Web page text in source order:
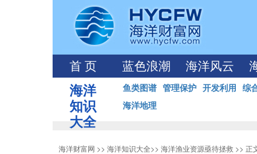
首 页 蓝色浪潮 海洋风云
海洋
知识
大全
鱼类图谱 管理保护 开发利用 综
海洋地理
海洋财富网 >> 海洋知识大全>> 海洋渔业资源亟待拯救 >> 正